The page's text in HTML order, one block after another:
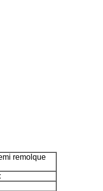
remolque